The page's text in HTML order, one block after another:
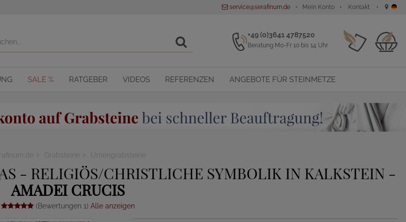
service@serafinum.de Mein Konto Kontakt
+49 (0)3641 4787520
Beratung Mo-Fr 10 bis 14 Uhr
SALE % RATGEBER VIDEOS REFERENZEN ANGEBOTE FÜR STEINMETZE
Grabsteine Urnengrabsteine
- RELIGIÖS/CHRISTLICHE SYMBOLIK IN KALKSTEIN -
AMADEI CRUCIS
(Bewertungen 1) Alle anzeigen